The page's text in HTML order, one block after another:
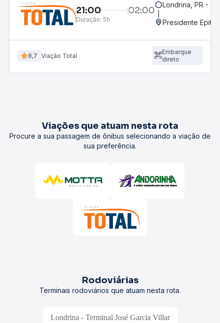
21:00 02:00
Duração: 5h
Londrina, PR -
Presidente
8,7 Viação Total
Embarque
direto
Viações que atuam nesta rota
Procure a sua passagem de ônibus selecionando a viação de
sua preferência.
Rodoviárias
Terminais rodoviários que atuam nesta rota.
Londrina - Terminal José Garcia Villar